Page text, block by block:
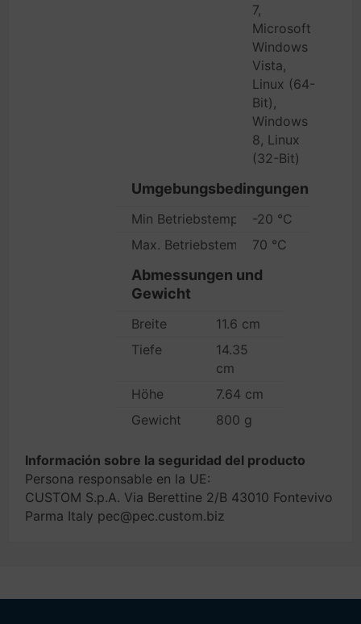
7,
Microsoft
Windows
Vista,
Linux (64-
Bit),
Windows
8, Linux
(32-Bit)
Umgebungsbedingungen
Min Betriebstemperatur-20 °C
Max. Betriebstemperatur
70 °C
Abmessungen und
Gewicht
Breite
11.6 cm
Tiefe
14.35
cm
Höhe
7.64 cm
Gewicht
800 g
Información sobre la seguridad del producto
Persona responsable en la UE:
CUSTOM S.p.A. Via Berettine 2/B 43010 Fontevivo
Parma Italy pec@pec.custom.biz